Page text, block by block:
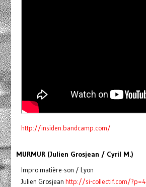
http://insiden.bandcamp.com/
MURMUR (Julien Grosjean / Cyril M.)
Impro matière-son / Lyon
Julien Grosjean http://si-collectif.com/?p=4